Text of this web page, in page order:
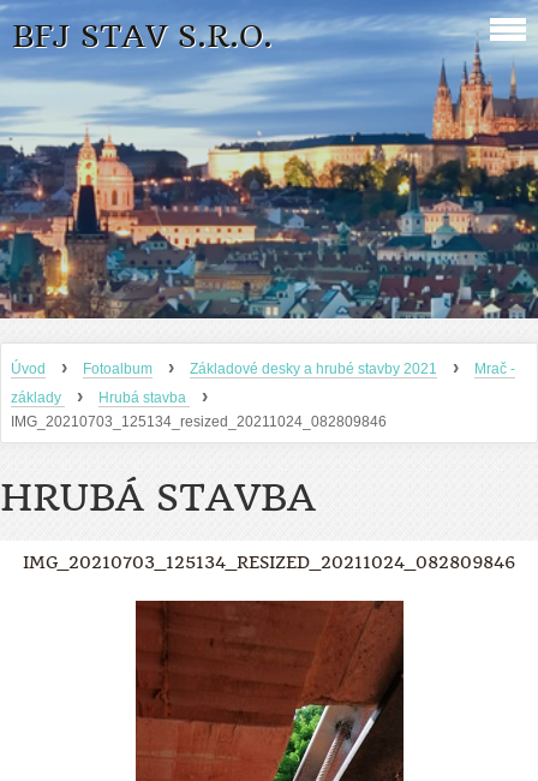
BFJ STAV S.R.O.
Úvod › Fotoalbum › Základové desky a hrubé stavby 2021 ›
Mrač -
základy
› Hrubá stavba ›
IMG_20210703_125134_resized_20211024_082809846
HRUBÁ STAVBA
IMG_20210703_125134_RESIZED_20211024_082809846